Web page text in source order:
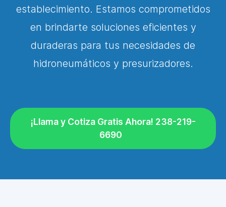
establecimiento. Estamos comprometidos
en brindarte soluciones eficientes y
duraderas para tus necesidades de
hidroneumáticos y presurizadores.
¡Llama y Cotiza Gratis Ahora! 238-219-
6690